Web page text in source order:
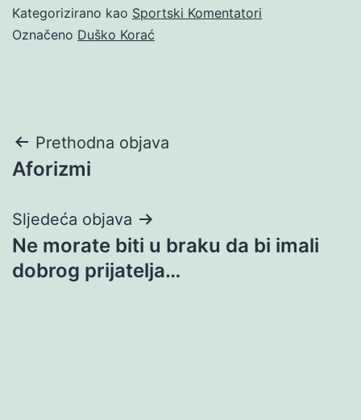
Kategorizirano kao Sportski Komentatori
Označeno Duško Korać
Navigacija
objava
Prethodna objava
Aforizmi
Sljedeća objava
Ne morate biti u braku da bi imali
dobrog prijatelja…